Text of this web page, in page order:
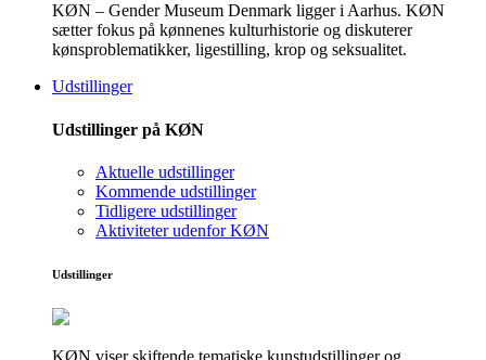
KØN – Gender Museum Denmark ligger i Aarhus. KØN
sætter fokus på kønnenes kulturhistorie og diskuterer
kønsproblematikker, ligestilling, krop og seksualitet.
Udstillinger
Udstillinger på KØN
Aktuelle udstillinger
Kommende udstillinger
Tidligere udstillinger
Aktiviteter udenfor KØN
Udstillinger
KØN viser skiftende tematiske kunstudstillinger og